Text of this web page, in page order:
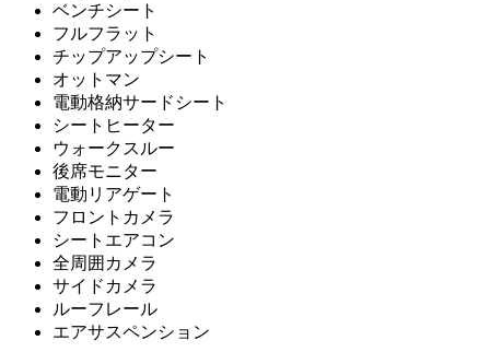
ベンチシート
フルフラット
チップアップシート
オットマン
電動格納サードシート
シートヒーター
ウォークスルー
後席モニター
電動リアゲート
フロントカメラ
シートエアコン
全周囲カメラ
サイドカメラ
ルーフレール
エアサスペンション